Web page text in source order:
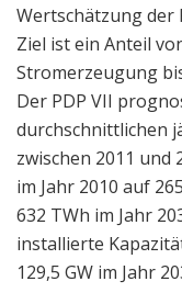
Wertschätzung der
Ziel ist ein Anteil
Stromerzeugung
Der PDP VII
durchschnittlichen
zwischen 2011 und
im Jahr 2010 auf
632 TWh im Jahr
installierte
129,5 GW im Jahr